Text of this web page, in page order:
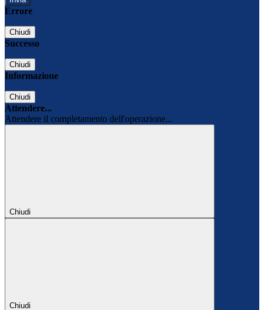
Errore
Chiudi
Successo
Chiudi
Informazione
Chiudi
Attendere...
Attendere il completamento dell'operazione...
Chiudi
Chiudi